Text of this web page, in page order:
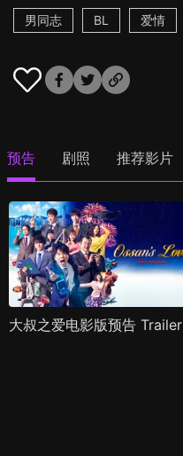
男同志
BL 爱情
预告 剧照 推荐影片
大叔之爱电影版预告 Trailer